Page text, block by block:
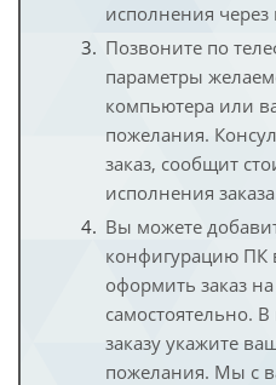
исполнения через
Позвоните по
параметры
компьютера или
пожелания.
заказ, сообщит
исполнения
Вы можете
конфигурацию ПК
оформить заказ на
самостоятельно.
заказу укажите
пожелания. Мы с